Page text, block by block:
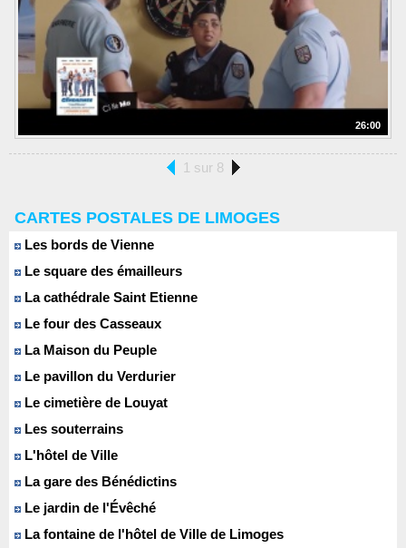
26:00
1 sur 8
CARTES POSTALES DE LIMOGES
Les bords de Vienne
Le square des émailleurs
La cathédrale Saint Etienne
Le four des Casseaux
La Maison du Peuple
Le pavillon du Verdurier
Le cimetière de Louyat
Les souterrains
L'hôtel de Ville
La gare des Bénédictins
Le jardin de l'Évêché
La fontaine de l'hôtel de Ville de Limoges